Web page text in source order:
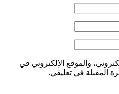
والموقع الإلكتروني في
المقبلة في تعليقي.